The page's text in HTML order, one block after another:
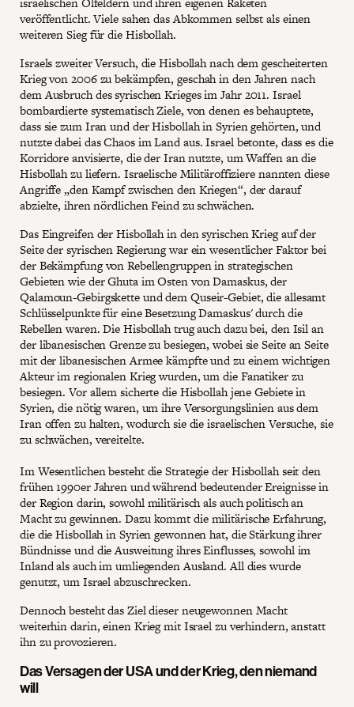
veröffentlicht. Viele sahen das Abkommen selbst als einen
weiteren Sieg für die Hisbollah.
Israels zweiter Versuch, die Hisbollah nach dem gescheiterten
Krieg von 2006 zu bekämpfen, geschah in den Jahren nach
dem Ausbruch des syrischen Krieges im Jahr 2011. Israel
bombardierte systematisch Ziele, von denen es behauptete,
dass sie zum Iran und der Hisbollah in Syrien gehörten, und
nutzte dabei das Chaos im Land aus. Israel betonte, dass es die
Korridore anvisierte, die der Iran nutzte, um Waffen an die
Hisbollah zu liefern. Israelische Militäroffiziere nannten diese
Angriffe „den Kampf zwischen den Kriegen“, der darauf
abzielte, ihren nördlichen Feind zu schwächen.
Das Eingreifen der Hisbollah in den syrischen Krieg auf der
Seite der syrischen Regierung war ein wesentlicher Faktor bei
der Bekämpfung von Rebellengruppen in strategischen
Gebieten wie der Ghuta im Osten von Damaskus, der
Qalamoun-Gebirgskette und dem Quseir-Gebiet, die allesamt
Schlüsselpunkte für eine Besetzung Damaskus' durch die
Rebellen waren. Die Hisbollah trug auch dazu bei, den Isil an
der libanesischen Grenze zu besiegen, wobei sie Seite an Seite
mit der libanesischen Armee kämpfte und zu einem wichtigen
Akteur im regionalen Krieg wurden, um die Fanatiker zu
besiegen. Vor allem sicherte die Hisbollah jene Gebiete in
Syrien, die nötig waren, um ihre Versorgungslinien aus dem
Iran offen zu halten, wodurch sie die israelischen Versuche, sie
zu schwächen, vereitelte.
Im Wesentlichen besteht die Strategie der Hisbollah seit den
frühen 1990er Jahren und während bedeutender Ereignisse in
der Region darin, sowohl militärisch als auch politisch an
Macht zu gewinnen. Dazu kommt die militärische Erfahrung,
die die Hisbollah in Syrien gewonnen hat, die Stärkung ihrer
Bündnisse und die Ausweitung ihres Einflusses, sowohl im
Inland als auch im umliegenden Ausland. All dies wurde
genutzt, um Israel abzuschrecken.
Dennoch besteht das Ziel dieser neugewonnen Macht
weiterhin darin, einen Krieg mit Israel zu verhindern, anstatt
ihn zu provozieren.
Das Versagen der USA und der Krieg, den niemand
will